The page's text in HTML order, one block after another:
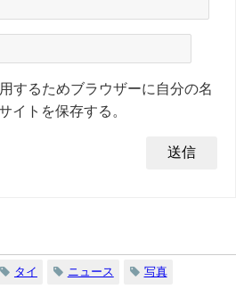
するためブラウザーに自分の名
イトを保存する。
タイ ニュース 写真